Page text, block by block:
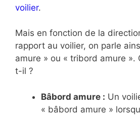
voilier.
Mais en fonction de la
rapport au voilier, on parle
amure » ou « tribord amure ».
t-il ?
Bâbord amure : Un
« bâbord amure »